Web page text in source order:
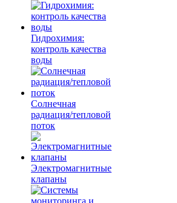
Гидрохимия:
контроль качества
воды
Солнечная
радиация/тепловой
поток
Электромагнитные
клапаны